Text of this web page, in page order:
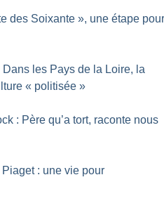
des Soixante », une étape
les Pays de la Loire, la
« politisée »
: Père qu’a tort, raconte nous
: une vie pour